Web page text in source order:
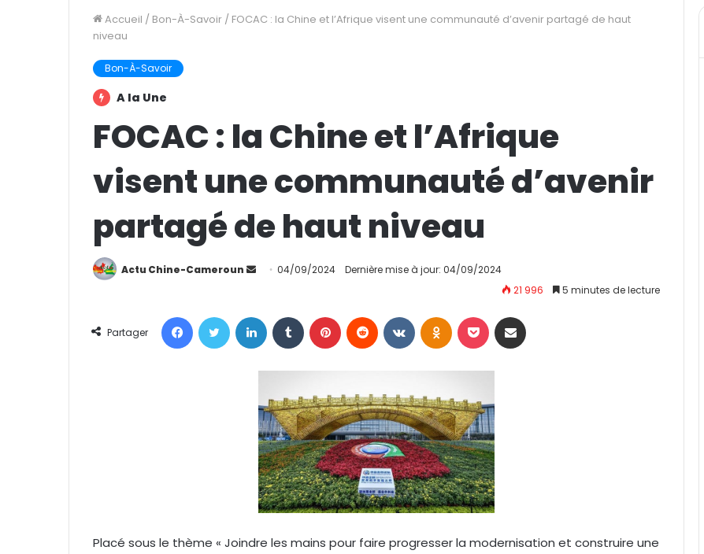
Accueil / Bon-À-Savoir / FOCAC : la Chine et l’Afrique visent une communauté d’avenir partagé de haut
niveau
Bon-À-Savoir
A la Une
FOCAC : la Chine et l’Afrique
visent une communauté d’avenir
partagé de haut niveau
Actu Chine-Cameroun
o
y
n
c
o
u
r
r
04/09/2024
Dernière mise à jour: 04/09/2024
21 996
5 minutes de lecture
Partager
Placé sous le thème « Joindre les mains pour faire progresser la modernisation et construire une